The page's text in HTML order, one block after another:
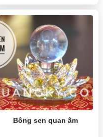
Bông sen quan âm